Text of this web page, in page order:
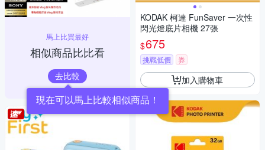
馬上比買最好
相似商品比比看
去比較
現在可以馬上比較相似商品！
KODAK 柯達 FunSaver 一次性
閃光燈底片相機 27張
$675
挑戰低價 券
加入購物車